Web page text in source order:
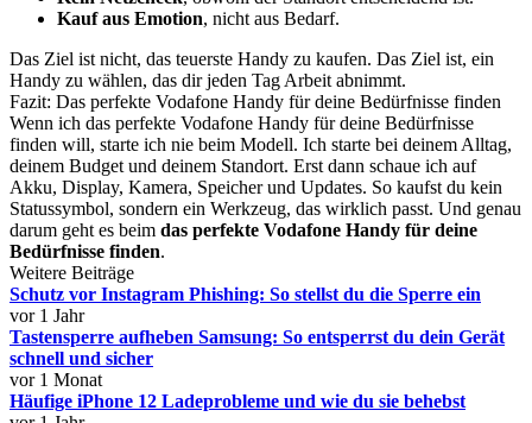
Kauf aus Emotion, nicht aus Bedarf.
Das Ziel ist nicht, das teuerste Handy zu kaufen. Das Ziel ist, ein
Handy zu wählen, das dir jeden Tag Arbeit abnimmt.
Fazit: Das perfekte Vodafone Handy für deine Bedürfnisse finden
Wenn ich das perfekte Vodafone Handy für deine Bedürfnisse
finden will, starte ich nie beim Modell. Ich starte bei deinem Alltag,
deinem Budget und deinem Standort. Erst dann schaue ich auf
Akku, Display, Kamera, Speicher und Updates. So kaufst du kein
Statussymbol, sondern ein Werkzeug, das wirklich passt. Und genau
darum geht es beim das perfekte Vodafone Handy für deine
Bedürfnisse finden.
Weitere Beiträge
Schutz vor Instagram Phishing: So stellst du die Sperre ein
vor 1 Jahr
Tastensperre aufheben Samsung: So entsperrst du dein Gerät
schnell und sicher
vor 1 Monat
Häufige iPhone 12 Ladeprobleme und wie du sie behebst